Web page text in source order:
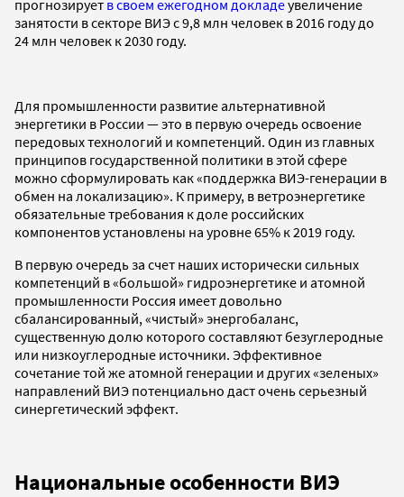
прогнозирует в своем ежегодном докладеувеличение
занятости в секторе ВИЭ с 9,8 млн человек в 2016 году до
24 млн человек к 2030 году.
Для промышленности развитие альтернативной
энергетики в России — это в первую очередь освоение
передовых технологий и компетенций. Один из главных
принципов государственной политики в этой сфере
можно сформулировать как «поддержка ВИЭ-генерации в
обмен на локализацию». К примеру, в ветроэнергетике
обязательные требования к доле российских
компонентов установлены на уровне 65% к 2019 году.
В первую очередь за счет наших исторически сильных
компетенций в «большой» гидроэнергетике и атомной
промышленности Россия имеет довольно
сбалансированный, «чистый» энергобаланс,
существенную долю которого составляют безуглеродные
или низкоуглеродные источники. Эффективное
сочетание той же атомной генерации и других «зеленых»
направлений ВИЭ потенциально даст очень серьезный
синергетический эффект.
Национальные особенности ВИЭ